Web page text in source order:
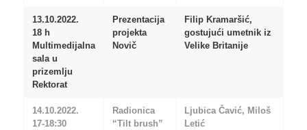
13.10.2022.
18 h
Multimedijalna
sala u
prizemlju
Rektorat
Prezentacija
projekta
Novič
Filip Kramaršić,
gostujući umetnik iz
Velike Britanije
14.10.2022.
17-18:30
Radionica
“Tilt brush”
Ljubica Čavić, Miloš
Letić